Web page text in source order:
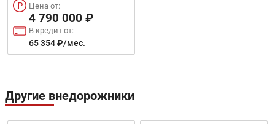
Цена от:
4 790 000 ₽
В кредит от:
65 354 ₽/мес.
Другие внедорожники